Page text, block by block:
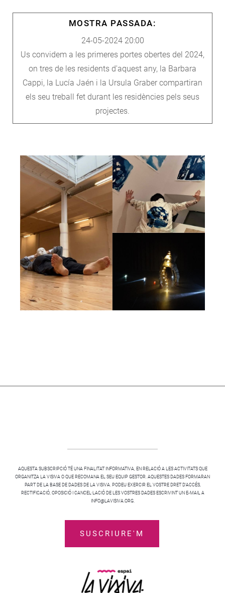
MOSTRA PASSADA:
24-05-2024 20:00
Us convidem a les primeres portes obertes del 2024,
on tres de les residents d'aquest any, la Barbara
Cappi, la Lucía Jaén i la Ursula Graber compartiran
els seu treball fet durant les residències pels seus
projectes.
AQUESTA SUBSCRIPCIÓ TÉ UNA FINALITAT INFORMATIVA, EN RELACIÓ A LES ACTIVITATS QUE
ORGANITZA LA VISIVA O QUE RECOMANA EL SEU EQUIP GESTOR. AQUESTES DADES FORMARAN
PART DE LA BASE DE DADES DE LA VISIVA. PODEU EXERCIR EL VOSTRE DRET D’ACCÉS,
RECTIFICACIÓ, OPOSICIÓ I CANCEL·LACIÓ DE LES VOSTRES DADES ESCRIVINT UN E-MAIL A
INFO@LAVISIVA.ORG.